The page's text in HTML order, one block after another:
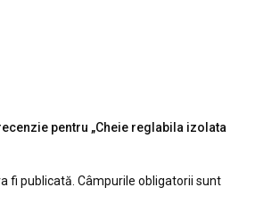
pentru „Cheie reglabila izolata
fi publicată. Câmpurile obligatorii sunt